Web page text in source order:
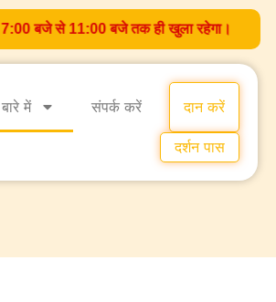
बजे से 11:00 बजे तक ही खुला रहेगा।
में संपर्क करें दान करें
दर्शन पास